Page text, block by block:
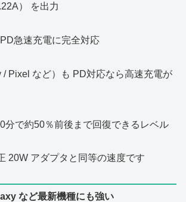
） を出力
急速充電に完全対応
/ Pixel など）も PD対応なら高速充電が
分で約50％前後まで回復できるレベル
20W アダプタと同等の速度です
など最新機種にも強い